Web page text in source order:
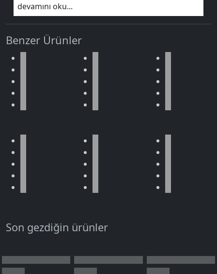
devamını oku...
Benzer Ürünler
Son gezdiğin ürünler